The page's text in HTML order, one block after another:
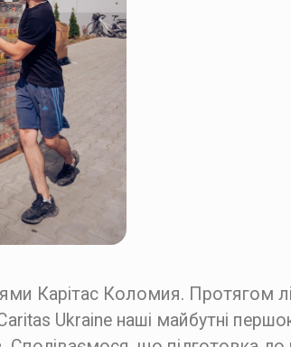
Карітас Коломия. Протягом
Ukraine наші майбутні